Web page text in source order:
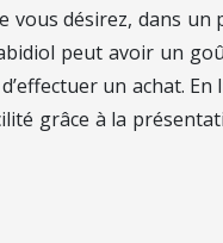
désirez, dans
peut avoir un
un achat.
grâce à la